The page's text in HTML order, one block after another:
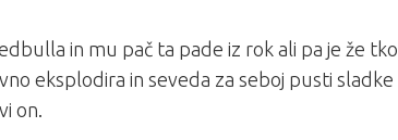
in mu pač ta pade iz rok ali pa je že tko
eksplodira in seveda za seboj pusti sladke
on.